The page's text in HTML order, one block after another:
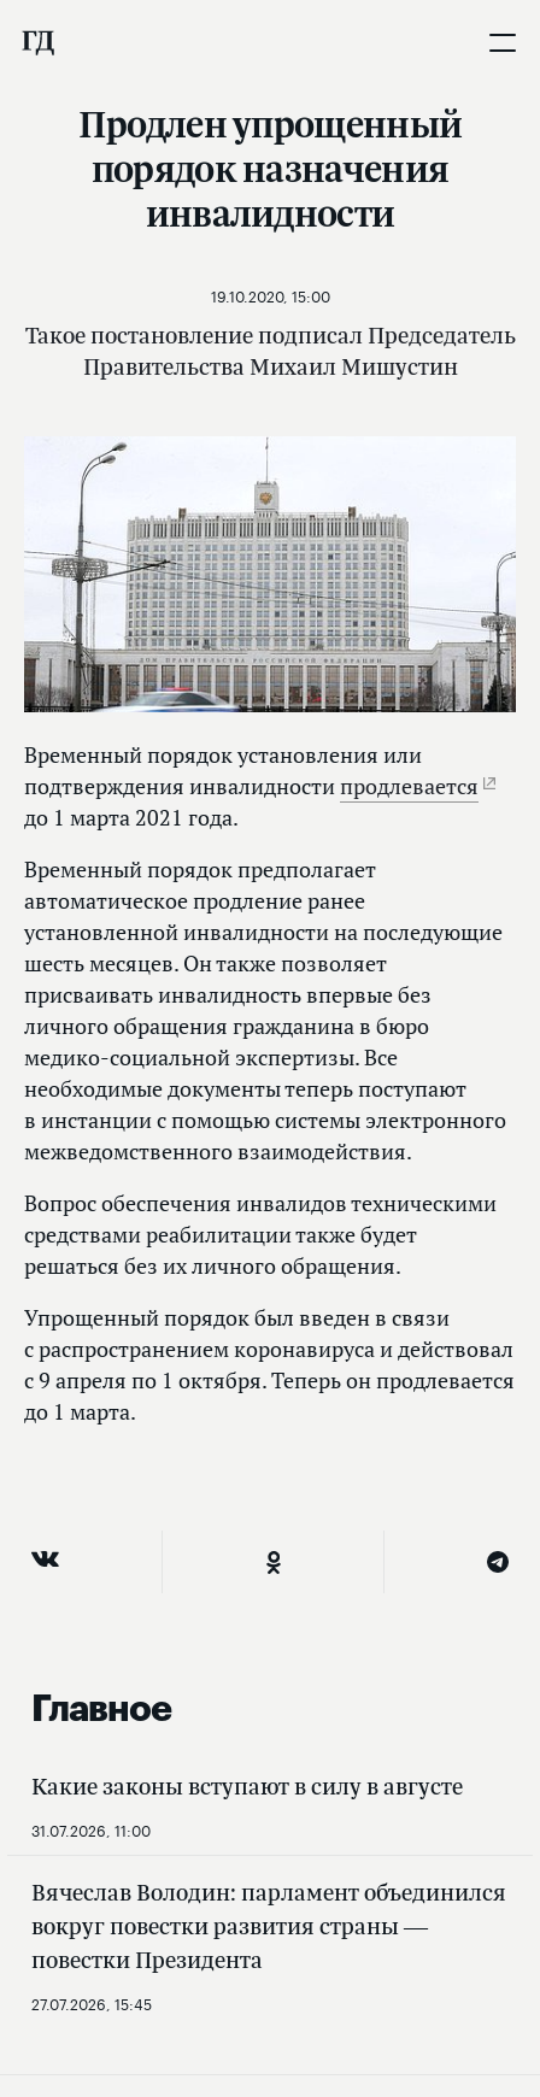
Продлен упрощенный
порядок назначения
инвалидности
Такое постановление подписал Председатель
Правительства Михаил Мишустин
19.10.2020, 15:00
Временный порядок установления или
подтверждения инвалидностипродлевается
до 1 марта 2021 года.
Временный порядок предполагает
автоматическое продление ранее
установленной инвалидности на последующие
шесть месяцев. Он также позволяет
присваивать инвалидность впервые без
личного обращения гражданина в бюро
медико-социальной экспертизы. Все
необходимые документы теперь поступают
в инстанции с помощью системы электронного
межведомственного взаимодействия.
Вопрос обеспечения инвалидов техническими
средствами реабилитации также будет
решаться без их личного обращения.
Упрощенный порядок был введен в связи
с распространением коронавируса и действовал
с 9 апреля по 1 октября. Теперь он продлевается
до 1 марта.
Главное
Какие законы вступают в силу в августе
31.07.2026, 11:00
Вячеслав Володин: парламент объединился
вокруг повестки развития страны —
повестки Президента
27.07.2026, 15:45